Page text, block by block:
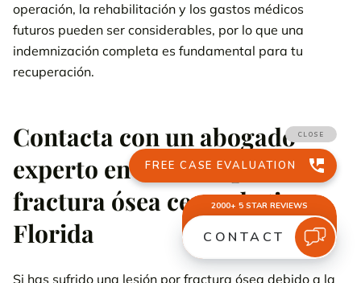
operación, la rehabilitación y los gastos médicos
futuros pueden ser considerables, por lo que una
indemnización completa es fundamental para tu
recuperación.
Contacta con un abogado
experto en lesiones por
fractura ósea cerca de ti en
Florida
Si has sufrido una lesión por fractura ósea debido a la